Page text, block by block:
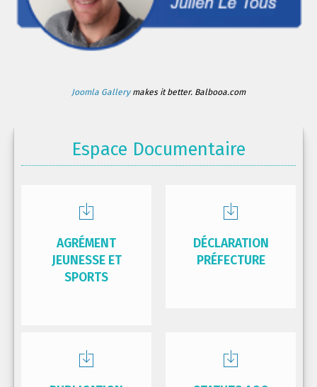
Joomla Gallerymakes it better. Balbooa.com
Espace Documentaire
AGRÉMENT
JEUNESSE ET
SPORTS
DÉCLARATION
PRÉFECTURE